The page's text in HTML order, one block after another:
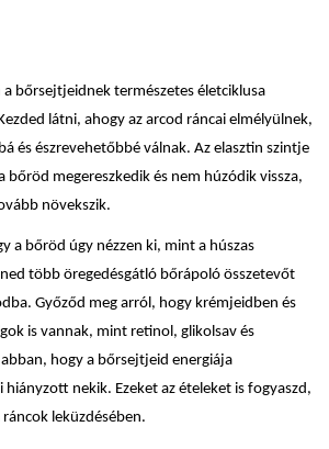
a bőrsejtjeidnek természetes életciklusa
látni, ahogy az arcod ráncai elmélyülnek,
és észrevehetőbbé válnak. Az elasztin szintje
bőröd megereszkedik és nem húzódik vissza,
növekszik.
a bőröd úgy nézzen ki, mint a húszas
több öregedésgátló bőrápoló összetevőt
Győződ meg arról, hogy krémjeidben és
is vannak, mint retinol, glikolsav és
hogy a bőrsejtjeid energiája
nekik. Ezeket az ételeket is fogyaszd,
leküzdésében.